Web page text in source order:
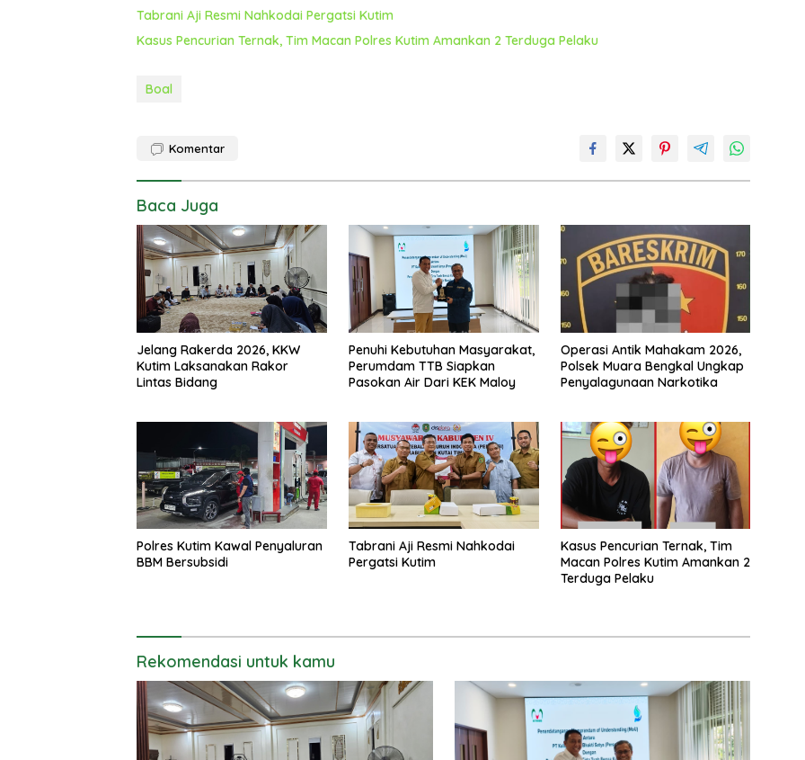
Tabrani Aji Resmi Nahkodai Pergatsi Kutim
Kasus Pencurian Ternak, Tim Macan Polres Kutim Amankan 2 Terduga Pelaku
Boal
Komentar
Baca Juga
Jelang Rakerda 2026, KKW
Kutim Laksanakan Rakor
Lintas Bidang
Penuhi Kebutuhan Masyarakat,
Perumdam TTB Siapkan
Pasokan Air Dari KEK Maloy
Operasi Antik Mahakam 2026,
Polsek Muara Bengkal Ungkap
Penyalagunaan Narkotika
Polres Kutim Kawal Penyaluran
BBM Bersubsidi
Tabrani Aji Resmi Nahkodai
Pergatsi Kutim
Kasus Pencurian Ternak, Tim
Macan Polres Kutim Amankan 2
Terduga Pelaku
Rekomendasi untuk kamu